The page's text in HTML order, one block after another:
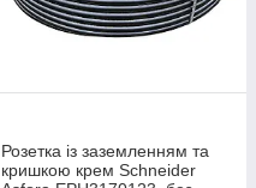
Розетка із заземленням та
кришкою крем Schneider